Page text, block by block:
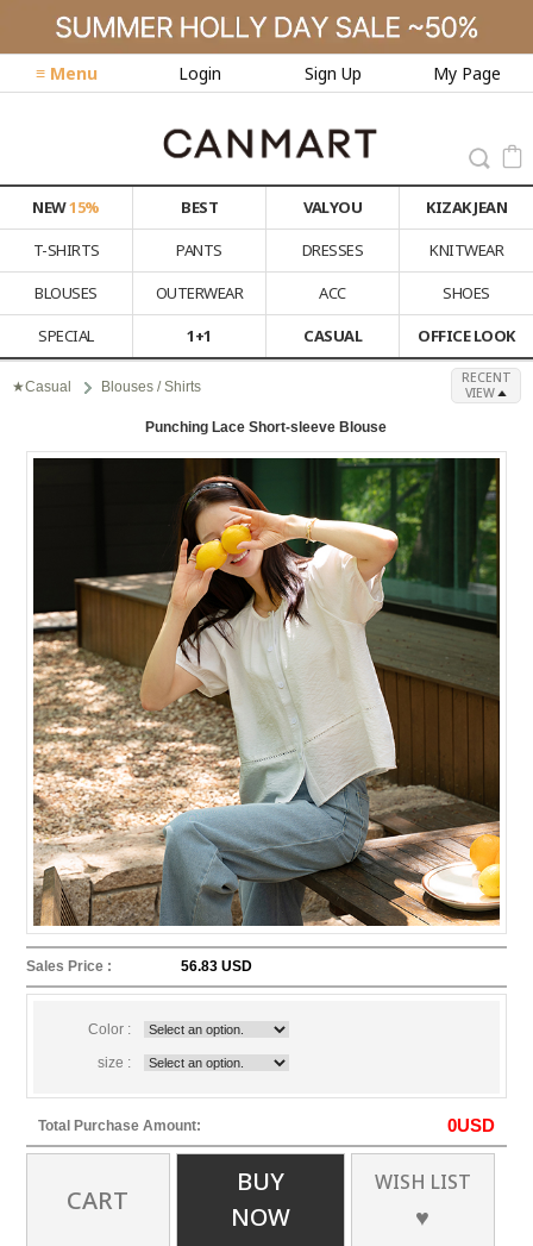
≡ Menu Login Sign Up My Page
NEW15% BEST VALYOU
KIZAK JEAN
T-SHIRTS
PANTS DRESSES
KNITWEAR
BLOUSES
OUTERWEAR ACC
SHOES
SPECIAL
1+1 CASUAL OFFICE LOOK
★Casual Blouses / Shirts
RECENT
VIEW
Punching Lace Short-sleeve Blouse
Sales Price : 56.83 USD
Color :
size :
Total Purchase Amount: 0USD
CART
BUY
NOW
WISH LIST
♥